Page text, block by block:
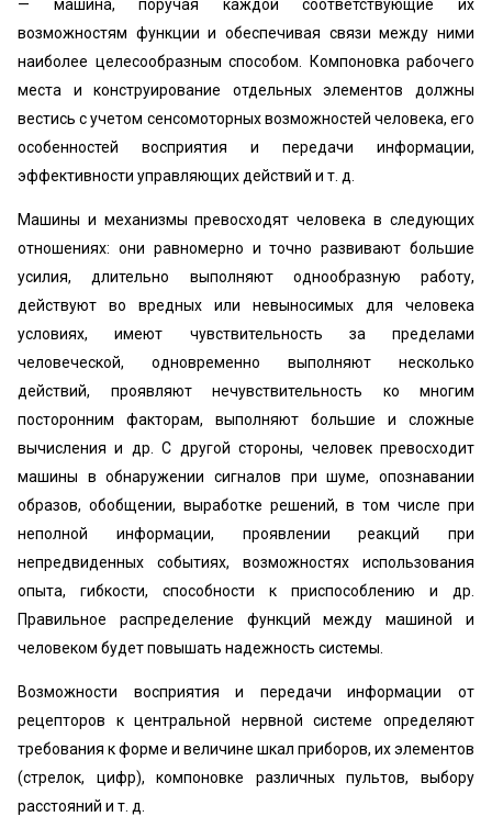
— машина, поручая каждой соответствующие их
возможностям функции и обеспечивая связи между ними
наиболее целесообразным способом. Компоновка рабочего
места и конструирование отдельных элементов должны
вестись с учетом сенсомоторных возможностей человека, его
особенностей восприятия и передачи информации,
эффективности управляющих действий и т. д.
Машины и механизмы превосходят человека в следующих
отношениях: они равномерно и точно развивают большие
усилия, длительно выполняют однообразную работу,
действуют во вредных или невыносимых для человека
условиях, имеют чувствительность за пределами
человеческой, одновременно выполняют несколько
действий, проявляют нечувствительность ко многим
посторонним факторам, выполняют большие и сложные
вычисления и др. С другой стороны, человек превосходит
машины в обнаружении сигналов при шуме, опознавании
образов, обобщении, выработке решений, в том числе при
неполной информации, проявлении реакций при
непредвиденных событиях, возможностях использования
опыта, гибкости, способности к приспособлению и др.
Правильное распределение функций между машиной и
человеком будет повышать надежность системы.
Возможности восприятия и передачи информации от
рецепторов к центральной нервной системе определяют
требования к форме и величине шкал приборов, их элементов
(стрелок, цифр), компоновке различных пультов, выбору
расстояний и т. д.